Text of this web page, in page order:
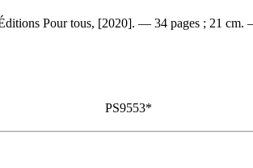
Pour tous, [2020]. — 34 pages ; 21
PS9553*